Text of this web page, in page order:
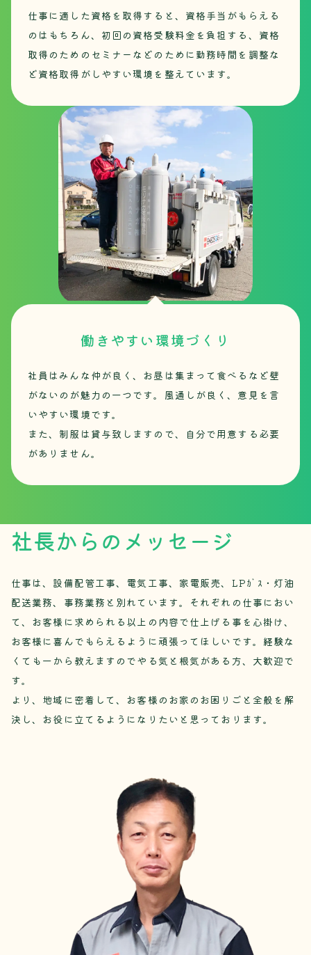
仕事に適した資格を取得すると、資格手当がもらえる
のはもちろん、初回の資格受験料金を負担する、資格
取得のためのセミナーなどのために勤務時間を調整な
ど資格取得がしやすい環境を整えています。
働きやすい環境づくり
社員はみんな仲が良く、お昼は集まって食べるなど壁
がないのが魅力の一つです。風通しが良く、意見を言
いやすい環境です。
また、制服は貸与致しますので、自分で用意する必要
がありません。
社長からのメッセージ
仕事は、設備配管工事、電気工事、家電販売、LPｶﾞｽ・灯油
配送業務、事務業務と別れています。それぞれの仕事におい
て、お客様に求められる以上の内容で仕上げる事を心掛け、
お客様に喜んでもらえるように頑張ってほしいです。経験な
くても一から教えますのでやる気と根気がある方、大歓迎で
す。
より、地域に密着して、お客様のお家のお困りごと全般を解
決し、お役に立てるようになりたいと思っております。